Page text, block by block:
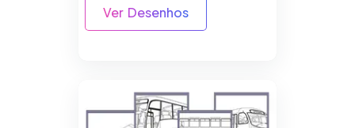
Ver Desenhos